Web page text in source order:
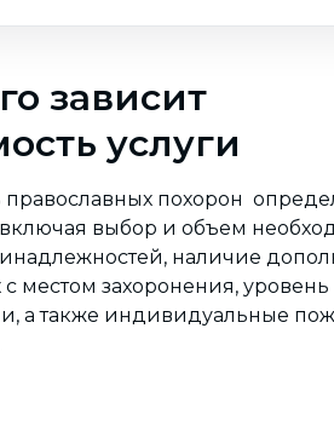
зависит
услуги
православных похорон
выбор и объем
наличие
с местом захоронения,
а также индивидуальные